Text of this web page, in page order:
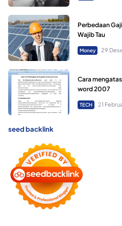
Perbedaan
Wajib Tau
Money 29
Cara
word 2007
TECH 21
seed backlink